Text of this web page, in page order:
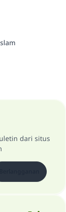
dari situs